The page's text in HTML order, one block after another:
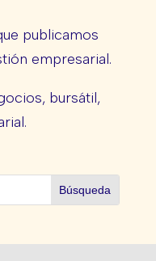
publicamos
empresarial.
bursátil,